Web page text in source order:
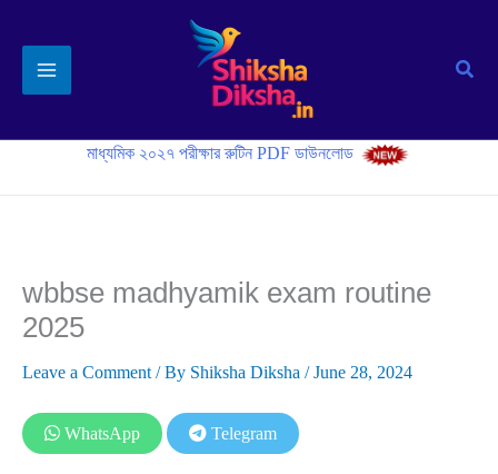
content
মাধ্যমিক ২০২৭ পরীক্ষার রুটিন PDF ডাউনলোড
wbbse madhyamik exam routine
2025
Leave a Comment / By Shiksha Diksha /June 28, 2024
WhatsApp Telegram